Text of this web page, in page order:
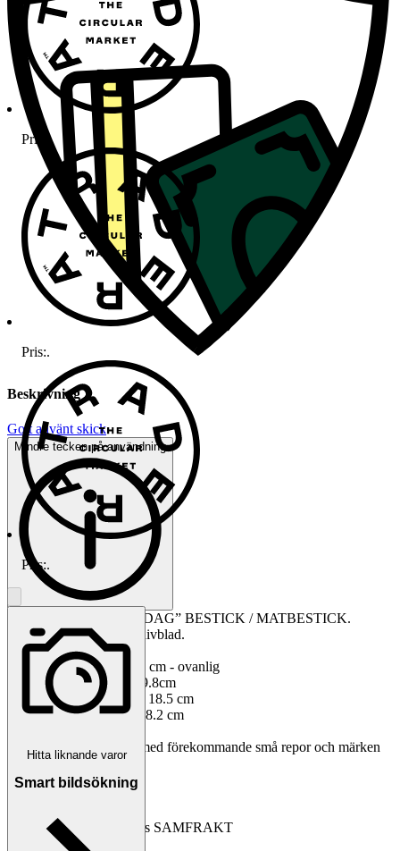
Beskrivning
Gott använt skick
Mindre tecken på användning
19 delar GENSE ”VARDAG” BESTICK / MATBESTICK.
Knivarna har tandade knivblad.
1St. Dessertsked ca 25.5 cm - ovanlig
6St. kniv / matkniv ca 19.8cm
6St. gaffel / matgaffel ca 18.5 cm
6St. Sked / matsked ca 18.2 cm
Skick: Fint Bruksskick med förekommande små repor och märken
v.g se bilder!
Märkning: GENSE 18/8
Erbjuder upp till 7 dagars SAMFRAKT
Objektnr 732 969 653
Publicerad 23 maj 20:38
Anmäl Sälj liknande
Pris:
Pris:.
Pris:.
Hitta liknande varor
Smart bildsökning